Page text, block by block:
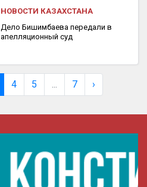
НОВОСТИ КАЗАХСТАНА
Дело Бишимбаева передали в
апелляционный суд
4 5 ... 7 ›